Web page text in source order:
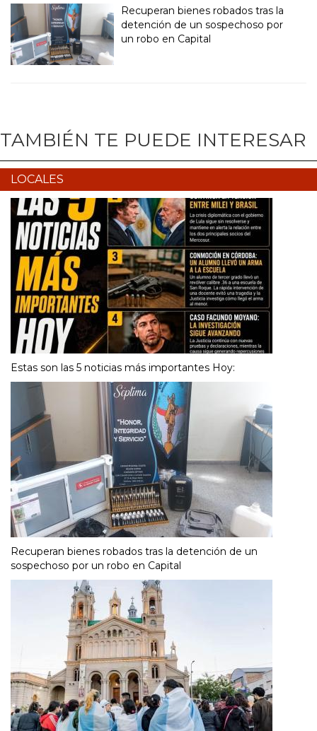
Recuperan bienes robados tras la
detención de un sospechoso por
un robo en Capital
TAMBIÉN TE PUEDE INTERESAR
LOCALES
Estas son las 5 noticias más importantes Hoy:
Recuperan bienes robados tras la detención de un
sospechoso por un robo en Capital